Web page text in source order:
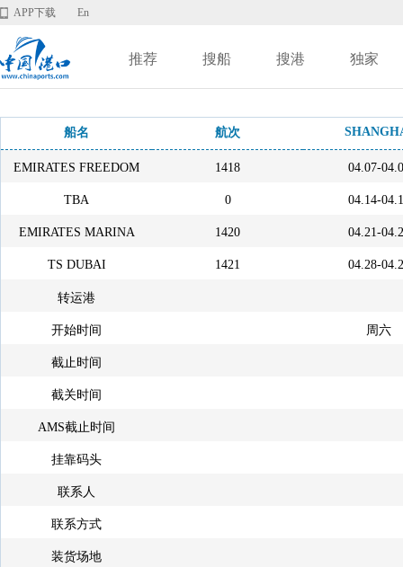
APP下载 En
推荐 搜船 搜港 独家
船名 航次
EMIRATES FREEDOM 1418 04.07-
TBA 0 04.14-
EMIRATES MARINA 1420 04.21-
TS DUBAI 1421 04.28-
转运港
开始时间 周六
截止时间
截关时间
AMS截止时间
挂靠码头
联系人
联系方式
装货场地